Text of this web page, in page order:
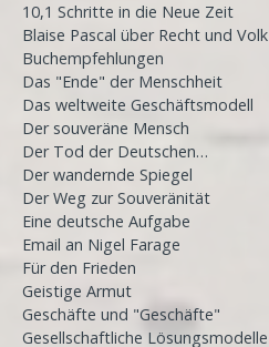
10,1 Schritte in die Neue Zeit
Blaise Pascal über Recht und Volk
Buchempfehlungen
Das "Ende" der Menschheit
Das weltweite Geschäftsmodell
Der souveräne Mensch
Der Tod der Deutschen…
Der wandernde Spiegel
Der Weg zur Souveränität
Eine deutsche Aufgabe
Email an Nigel Farage
Für den Frieden
Geistige Armut
Geschäfte und "Geschäfte"
Gesellschaftliche Lösungsmodelle